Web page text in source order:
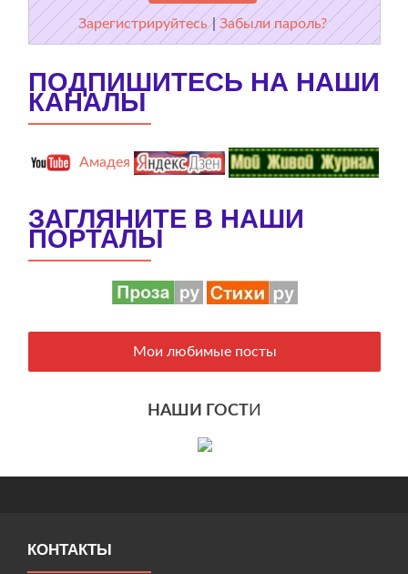
Зарегистрируйтесь |Забыли пароль?
ПОДПИШИТЕСЬ НА НАШИ
КАНАЛЫ
Амадея
ЗАГЛЯНИТЕ В НАШИ
ПОРТАЛЫ
Мои любимые посты
НАШИ ГОСТИ
КОНТАКТЫ